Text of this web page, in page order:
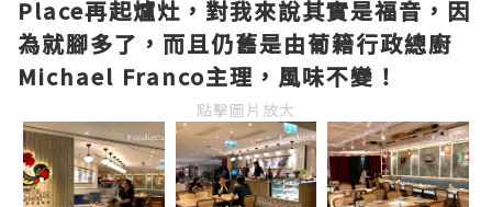
Place再起爐灶，對我來說其實是福音，因
為就腳多了，而且仍舊是由葡籍行政總廚
Michael Franco主理，風味不變！
點擊圖片放大